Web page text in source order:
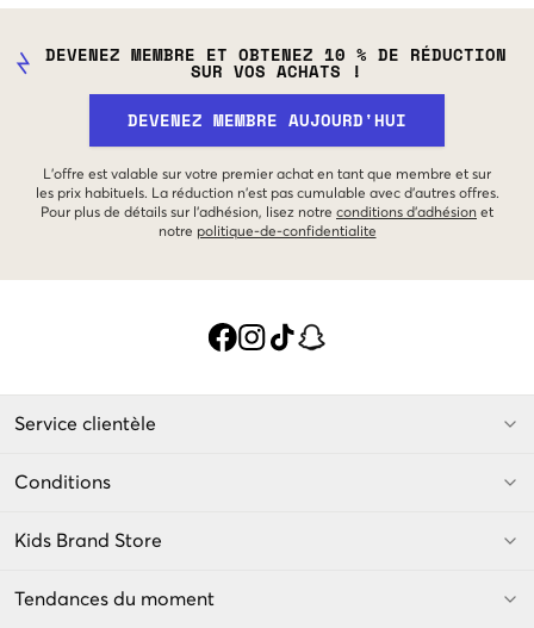
DEVENEZ MEMBRE ET OBTENEZ 10 % DE RÉDUCTION
SUR VOS ACHATS !
DEVENEZ MEMBRE AUJOURD'HUI
L'offre est valable sur votre premier achat en tant que membre et sur
les prix habituels. La réduction n'est pas cumulable avec d'autres offres.
Pour plus de détails sur l'adhésion, lisez notre conditions d'adhésion et
notre politique-de-confidentialite
Service clientèle
Conditions
Kids Brand Store
Tendances du moment